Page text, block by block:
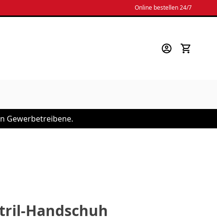
Online bestellen 24/7
Gewerbetreibene.
Handschuh